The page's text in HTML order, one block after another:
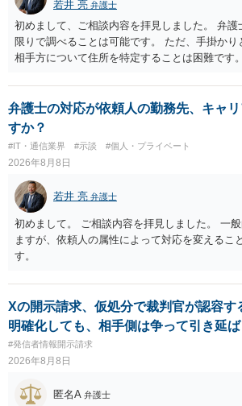
若井 亮 弁護士
初めまして、ご相談内容を拝見しました。 弁護
限りで調べることは可能です。 ただ、手掛か
相手方について住所を特定することは困難です。
弁護士の対応が依頼人の勤務先、キャ
すか？
#IT・通信業界 #示談 #個人・プライベート
2026年8月8日
若井 亮 弁護士
初めまして。 ご相談内容を拝見しました。 一
ますが、依頼人の属性によって対応を変えるこ
す。
Xの開示請求、仮処分で裁判官が認容す
明確化しても、相手側は争って引き延
#発信者情報開示請求
2026年8月8日
匿名A 弁護士